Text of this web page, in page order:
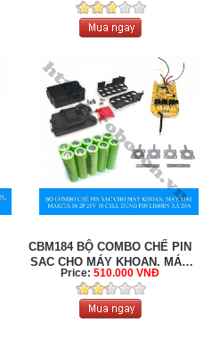
CBM184 BỘ COMBO CHẾ PIN
SẠC CHO MÁY KHOAN, MÁY
...
Price:510.000 VNĐ